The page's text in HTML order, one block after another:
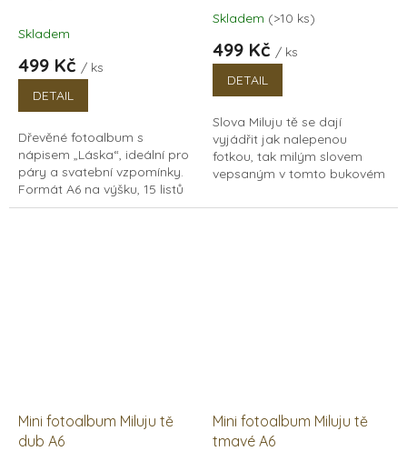
Skladem
499 Kč / ks
DETAIL
Dřevěné fotoalbum s
nápisem „Láska“, ideální pro
páry a svatební vzpomínky.
Formát A6 na výšku, 15 listů
papírů v bílé i černé barvě.
Průměrné
produktu
5,0
5
hvězdiček.
Skladem (>10 ks)
499 Kč / ks
DETAIL
Slova Miluju tě se dají
vyjádřit jak nalepenou
fotkou, tak milým slovem
vepsaným v tomto bukovém
radost své drahé polovičce.
Mini fotoalbum Miluju tě
dub A6
Mini fotoalbum Miluju tě
tmavé A6